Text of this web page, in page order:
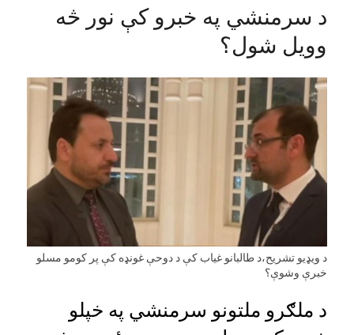
د سرمنشي‌ په خبرو کې نور څه
وویل شول؟
د ویډیو تشریح،د طالبانو غیاب کې د دوحې غونډه کې پر کومو مسلو
خبرې وشوې؟
د ملګرو ملتونو سرمنشي په خپلو